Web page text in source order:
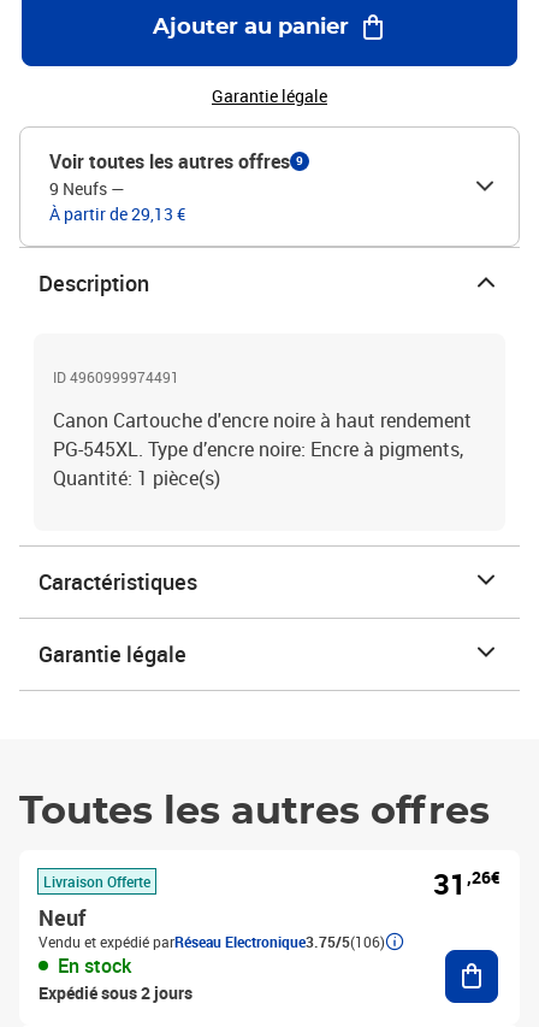
Ajouter au panier
Garantie légale
Voir toutes les autres offres 9
9 Neufs —
À partir de 29,13 €
Description
ID 4960999974491
Canon Cartouche d'encre noire à haut rendement
PG-545XL. Type d’encre noire: Encre à pigments,
Quantité: 1 pièce(s)
Caractéristiques
Garantie légale
Toutes les autres offres
Livraison Offerte
Neuf
Vendu et expédié parRéseau Electronique3.75/5(106)
En stock
Expédié sous 2 jours
31 ,26€